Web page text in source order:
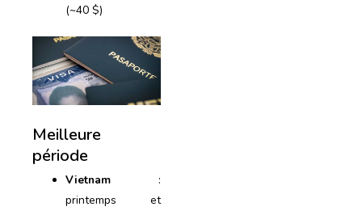
(~40 $)
Meilleure
période
Vietnam :
printemps et